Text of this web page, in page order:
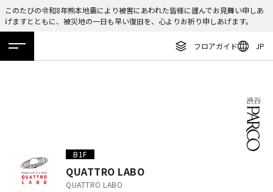
このたびの令和8年熊本地震により被害にあわれた皆様に謹んでお見舞い申しあ
げますとともに、被災地の一日も早い復旧を、心よりお祈り申しあげます。
フロアガイド JP
ホーム 特集 ニュース イベント アクセス
ニュース
ENGLISH
繁体字
日本語
B1F
QUATTRO LABO
QUATTRO LABO